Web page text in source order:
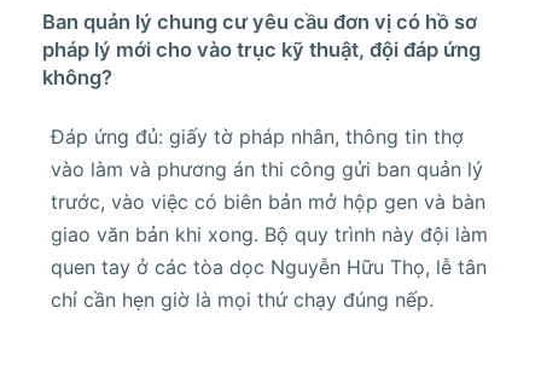
Ban quản lý chung cư yêu cầu đơn vị có hồ sơ
pháp lý mới cho vào trục kỹ thuật, đội đáp ứng
không?
Đáp ứng đủ: giấy tờ pháp nhân, thông tin thợ
vào làm và phương án thi công gửi ban quản lý
trước, vào việc có biên bản mở hộp gen và bàn
giao văn bản khi xong. Bộ quy trình này đội làm
quen tay ở các tòa dọc Nguyễn Hữu Thọ, lễ tân
chỉ cần hẹn giờ là mọi thứ chạy đúng nếp.